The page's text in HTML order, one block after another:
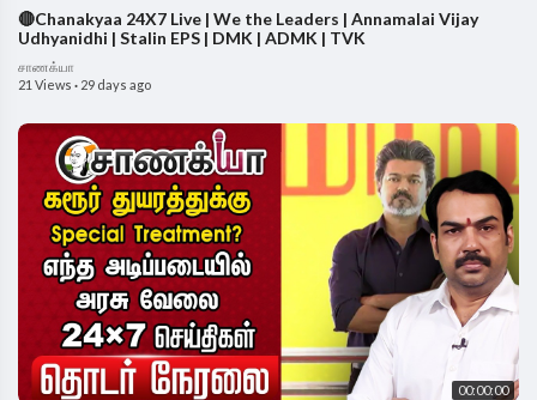
🔴Chanakyaa 24X7 Live | We the Leaders | Annamalai Vijay
Udhyanidhi | Stalin EPS | DMK | ADMK | TVK
சாணக்யா
21 Views · 29 days ago
00:00:00